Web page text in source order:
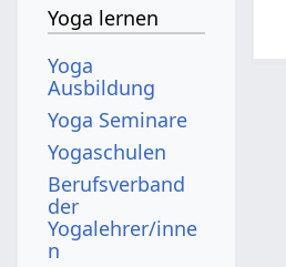
Yoga lernen
Yoga
Ausbildung
Yoga Seminare
Yogaschulen
Berufsverband
der
Yogalehrer/inne
n